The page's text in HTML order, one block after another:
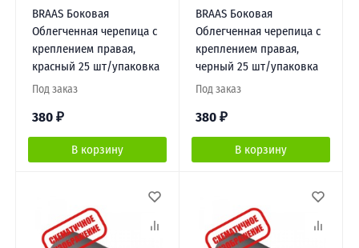
BRAAS Боковая
Облегченная черепица с
креплением правая,
красный 25 шт/упаковка
Под заказ
380 ₽
В корзину
BRAAS Боковая
Облегченная черепица с
креплением правая,
черный 25 шт/упаковка
Под заказ
380 ₽
В корзину